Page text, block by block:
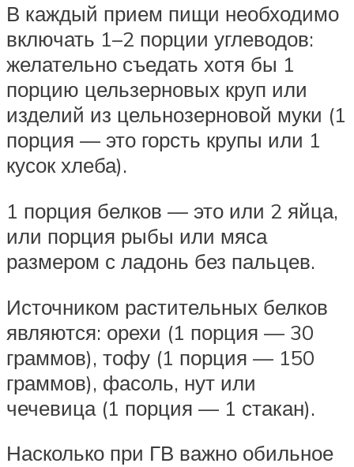
В каждый прием пищи необходимо
включать 1–2 порции углеводов:
желательно съедать хотя бы 1
порцию цельзерновых круп или
изделий из цельнозерновой муки (1
порция — это горсть крупы или 1
кусок хлеба).
1 порция белков — это или 2 яйца,
или порция рыбы или мяса
размером с ладонь без пальцев.
Источником растительных белков
являются: орехи (1 порция — 30
граммов), тофу (1 порция — 150
граммов), фасоль, нут или
чечевица (1 порция — 1 стакан).
Насколько при ГВ важно обильное